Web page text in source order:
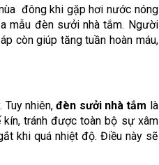
đông khi gặp hơi nước nóng
mẫu đèn sưởi nhà tắm. Người
còn giúp tăng tuần hoàn máu,
Tuy nhiên,đèn sưởi nhà tắm là
tránh được toàn bộ sự xâm
khi quá nhiệt độ. Điều này sẽ